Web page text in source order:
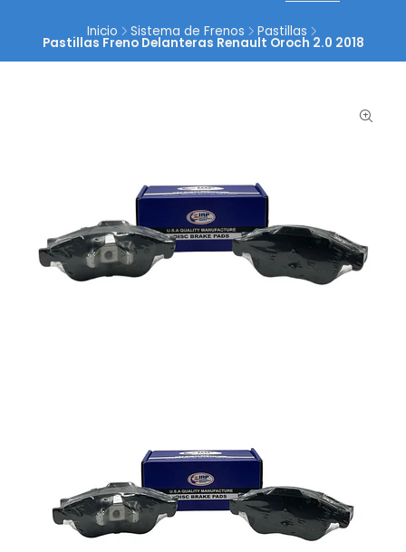
Inicio Sistema de Frenos Pastillas
Pastillas Freno Delanteras Renault Oroch 2.0 2018